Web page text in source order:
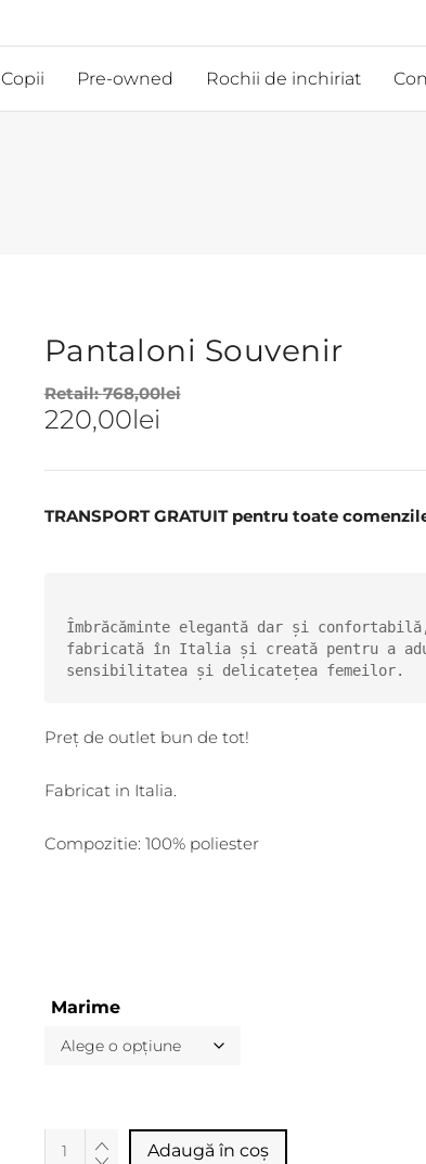
Copii Pre-owned Rochii de inchiriat
Pantaloni Souvenir
Retail:768,00lei
220,00lei
TRANSPORT GRATUIT pentru toate
Îmbrăcăminte elegantă dar și
fabricată în Italia și creată pentru a
sensibilitatea și delicatețea femeilor.
Preț de outlet bun de tot!
Fabricat in Italia.
Compozitie: 100% poliester
Marime
Adaugă în coș